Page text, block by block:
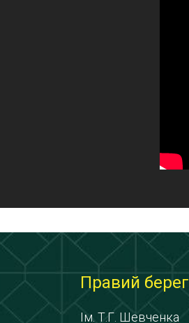
Правий берег
Ім. Т.Г. Шевченка